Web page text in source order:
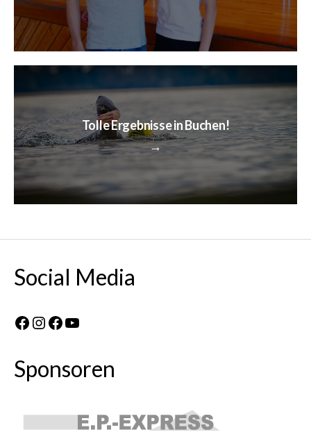
→
Tolle Ergebnisse in Buchen!
Social Media
Facebook
Instagram
Facebook
YouTube
Sponsoren